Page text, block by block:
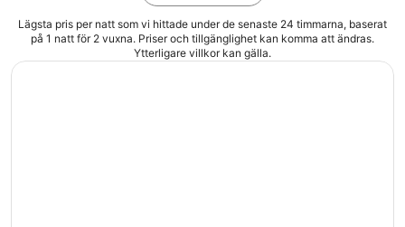
Lägsta pris per natt som vi hittade under de senaste 24 timmarna, baserat
på 1 natt för 2 vuxna. Priser och tillgänglighet kan komma att ändras.
Ytterligare villkor kan gälla.